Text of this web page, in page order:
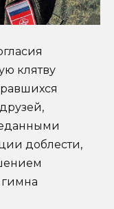
клятву
доблести,